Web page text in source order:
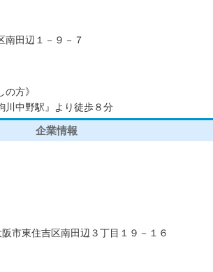
南田辺１－９－７
の方》
川中野駅』より徒歩８分
企業情報
市東住吉区南田辺３丁目１９－１６